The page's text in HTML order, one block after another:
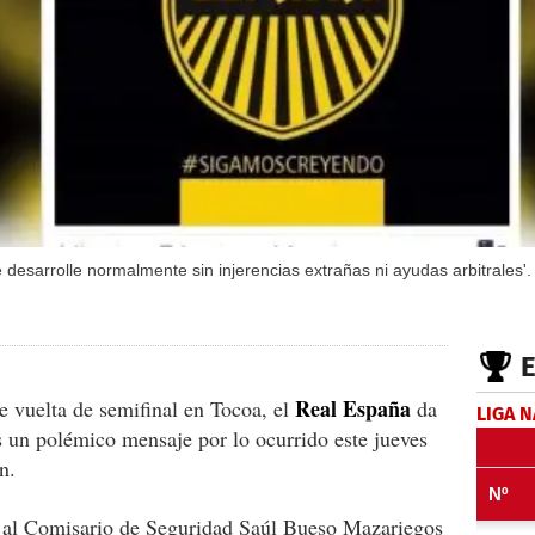
normalmente sin injerencias extrañas ni ayudas arbitrales'.
vuelta de semifinal en Tocoa, el Real España da
un polémico mensaje por lo ocurrido este jueves
Comisario de Seguridad Saúl Bueso Mazariegos
LIGA